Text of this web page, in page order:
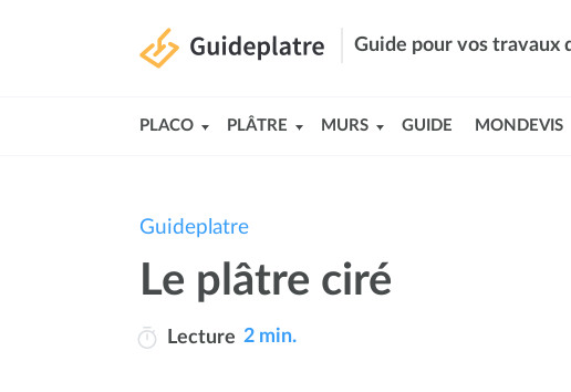
Guide pour vos travaux
PLACO PLÂTRE MURS GUIDE MONDEVIS
Guideplatre
Le plâtre ciré
Lecture 2 min.